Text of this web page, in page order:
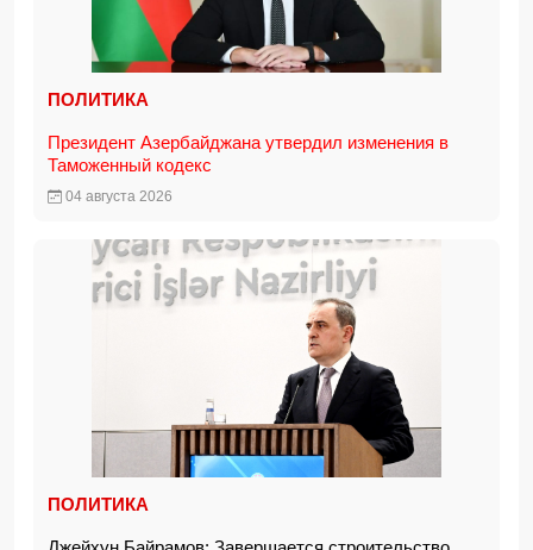
ПОЛИТИКА
Президент Азербайджана утвердил изменения в
Таможенный кодекс
04 августа 2026
ПОЛИТИКА